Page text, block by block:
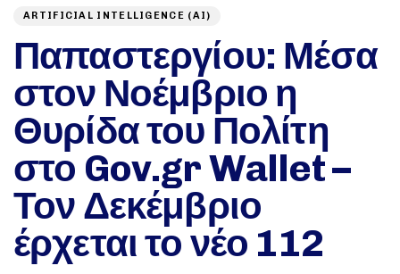
ARTIFICIAL INTELLIGENCE (AI)
Παπαστεργίου: Μέσα
στον Νοέμβριο η
Θυρίδα του Πολίτη
στο Gov.gr Wallet –
Τον Δεκέμβριο
έρχεται το νέο 112